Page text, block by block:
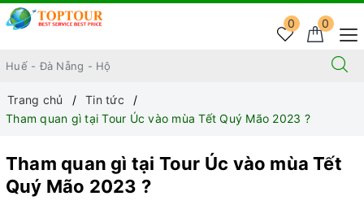
0
0
Trang chủ
Tin tức
Tham quan gì tại Tour Úc vào mùa Tết Quý Mão 2023 ?
Tham quan gì tại Tour Úc vào mùa Tết
Quý Mão 2023 ?